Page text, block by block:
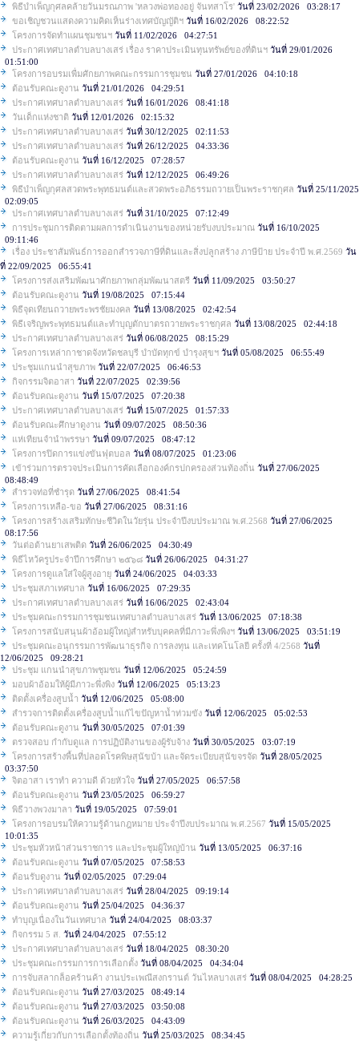
พิธีบำเพ็ญกุศลคล้ายวันมรณภาพ 'หลวงพ่อทองอยู่ จันทสาโร' วันที่ 23/02/2026 03:28:17
ขอเชิญชวนแสดงความคิดเห็นร่างเทศบัญญัติฯ วันที่ 16/02/2026 08:22:52
โครงการจัดทำแผนชุมชนฯ วันที่ 11/02/2026 04:27:51
ประกาศเทศบาลตำบลบางเสร่ เรื่อง ราคาประเมินทุนทรัพย์ของที่ดินฯ วันที่ 29/01/2026
01:51:00
โครงการอบรมเพื่มศักยภาพคณะกรรมการชุมชน วันที่ 27/01/2026 04:10:18
ต้อนรับคณะดูงาน วันที่ 21/01/2026 04:29:51
ประกาศเทศบาลตำบลบางเสร่ วันที่ 16/01/2026 08:41:18
วันเด็กแห่งชาติ วันที่ 12/01/2026 02:15:32
ประกาศเทศบาลตำบลบางเสร่ วันที่ 30/12/2025 02:11:53
ประกาศเทศบาลตำบลบางเสร่ วันที่ 26/12/2025 04:33:36
ต้อนรับคณะดูงาน วันที่ 16/12/2025 07:28:57
ประกาศเทศบาลตำบลบางเสร่ วันที่ 12/12/2025 06:49:26
พิธีบำเพ็ญกุศลสวดพระพุทธมนต์และสวดพระอภิธรรมถวายเป็นพระราชกุศล วันที่ 25/11/2025
02:09:05
ประกาศเทศบาลตำบลบางเสร่ วันที่ 31/10/2025 07:12:49
การประชุมการติดตามผลการดำเนินงานของหน่วยรับงบประมาณ วันที่ 16/10/2025
09:11:46
เรื่อง ประชาสัมพันธ์การออกสำรวจภาษีที่ดินและสิ่งปลูกสร้าง ภาษีป้าย ประจำปี พ.ศ.2569 วัน
ที่ 22/09/2025 06:55:41
โครงการส่งเสริมพัฒนาศักยภาพกลุ่มพัฒนาสตรี วันที่ 11/09/2025 03:50:27
ต้อนรับคณะดูงาน วันที่ 19/08/2025 07:15:44
พิธีจุดเทียนถวายพระพรชัยมงคล วันที่ 13/08/2025 02:42:54
พิธีเจริญพระพุทธมนต์และทำบุญตักบาตรถวายพระราชกุศล วันที่ 13/08/2025 02:44:18
ประกาศเทศบาลตำบลบางเสร่ วันที่ 06/08/2025 08:15:29
โครงการเหล่ากาชาดจังหวัดชลบุรี บำบัดทุกข์ บำรุงสุขฯ วันที่ 05/08/2025 06:55:49
ประชุมแกนนำสุขภาพ วันที่ 22/07/2025 06:46:53
กิจกรรมจิตอาสา วันที่ 22/07/2025 02:39:56
ต้อนรับคณะดูงาน วันที่ 15/07/2025 07:20:38
ประกาศเทศบาลตำบลบางเสร่ วันที่ 15/07/2025 01:57:33
ต้อนรับคณะศึกษาดูงาน วันที่ 09/07/2025 08:50:36
แห่เทียนจำนำพรรษา วันที่ 09/07/2025 08:47:12
โครงการปิดการแข่งขันฟุตบอล วันที่ 08/07/2025 01:23:06
เข้าร่วมการตรวจประเมินการคัดเลือกองค์กรปกครองส่วนท้องถิ่น วันที่ 27/06/2025
08:48:49
สำรวจท่อที่ชำรุด วันที่ 27/06/2025 08:41:54
โครงการเหลือ-ขอ วันที่ 27/06/2025 08:31:16
โครงการสร้างเสริมทักษะชีวิตในวัยรุ่น ประจำปีงบประมาณ พ.ศ.2568 วันที่ 27/06/2025
08:17:56
วันต่อต้านยาเสพติด วันที่ 26/06/2025 04:30:49
พิธีไหว้ครูประจำปีการศึกษา ๒๕๖๘ วันที่ 26/06/2025 04:31:27
โครงการดูแลใส่ใจผู้สูงอายุ วันที่ 24/06/2025 04:03:33
ประชุมสภาเทศบาล วันที่ 16/06/2025 07:29:35
ประกาศเทศบาลตำบลบางเสร่ วันที่ 16/06/2025 02:43:04
ประชุมคณะกรรมการชุมชนเทศบาลตำบลบางเสร่ วันที่ 13/06/2025 07:18:38
โครงการสนับสนุนผ้าอ้อมผู้ใหญ่สำหรับบุคคลที่มีภาวะพึ่งพิงฯ วันที่ 13/06/2025 03:51:19
ประชุมคณะอนุกรรมการพัฒนาธุรกิจ การลงทุน และเทคโนโลยี ครั้งที่ 4/2568 วันที่
12/06/2025 09:28:21
ประชุม แกนนำสุขภาพชุมชน วันที่ 12/06/2025 05:24:59
มอบผ้าอ้อมให้ผู้มีภาวะพึ่งพิง วันที่ 12/06/2025 05:13:23
ติดตั้งเครื่องสูบน้ำ วันที่ 12/06/2025 05:08:00
สำรวจการติดตั้งเครื่องสูบน้ำแก้ไขปัญหาน้ำท่วมขัง วันที่ 12/06/2025 05:02:53
ต้อนรับคณะดูงาน วันที่ 30/05/2025 07:01:39
ตรวจสอบ กำกับดูแล การปฏิบัติงานของผู้รับจ้าง วันที่ 30/05/2025 03:07:19
โครงการสร้างพื้นที่ปลอดโรคพิษสุนัขบ้า และจัดระเบียบสุนัขจรจัด วันที่ 28/05/2025
03:37:50
จิตอาสา เราทำ ความดี ด้วยหัวใจ วันที่ 27/05/2025 06:57:58
ต้อนรับคณะดูงาน วันที่ 23/05/2025 06:59:27
พิธีวางพวงมาลา วันที่ 19/05/2025 07:59:01
โครงการอบรมให้ความรู้ด้านกฎหมาย ประจำปีงบประมาณ พ.ศ.2567 วันที่ 15/05/2025
10:01:35
ประชุมหัวหน้าส่วนราชการ และประชุมผู้ใหญ่บ้าน วันที่ 13/05/2025 06:37:16
ต้อนรับคณะดูงาน วันที่ 07/05/2025 07:58:53
ต้อนรับดูงาน วันที่ 02/05/2025 07:29:04
ประกาศเทศบาลตำบลบางเสร่ วันที่ 28/04/2025 09:19:14
ต้อนรับคณะดูงาน วันที่ 25/04/2025 04:36:37
ทำบุญเนื่องในวันเทศบาล วันที่ 24/04/2025 08:03:37
กิจกรรม 5 ส. วันที่ 24/04/2025 07:55:12
ประกาศเทศบาลตำบลบางเสร่ วันที่ 18/04/2025 08:30:20
ประชุมคณะกรรมการการเลือกตั้ง วันที่ 08/04/2025 04:34:04
การจับสลากล็อคร้านค้า งานประเพณีสงกรานต์ วันไหลบางเสร่ วันที่ 08/04/2025 04:28:25
ต้อนรับคณะดูงาน วันที่ 27/03/2025 08:49:14
ต้อนรับคณะดูงาน วันที่ 27/03/2025 03:50:08
ต้อนรับคณะดูงาน วันที่ 26/03/2025 04:43:09
ความรู้เกี่ยวกับการเลือกตั้งท้องถิ่น วันที่ 25/03/2025 08:34:45